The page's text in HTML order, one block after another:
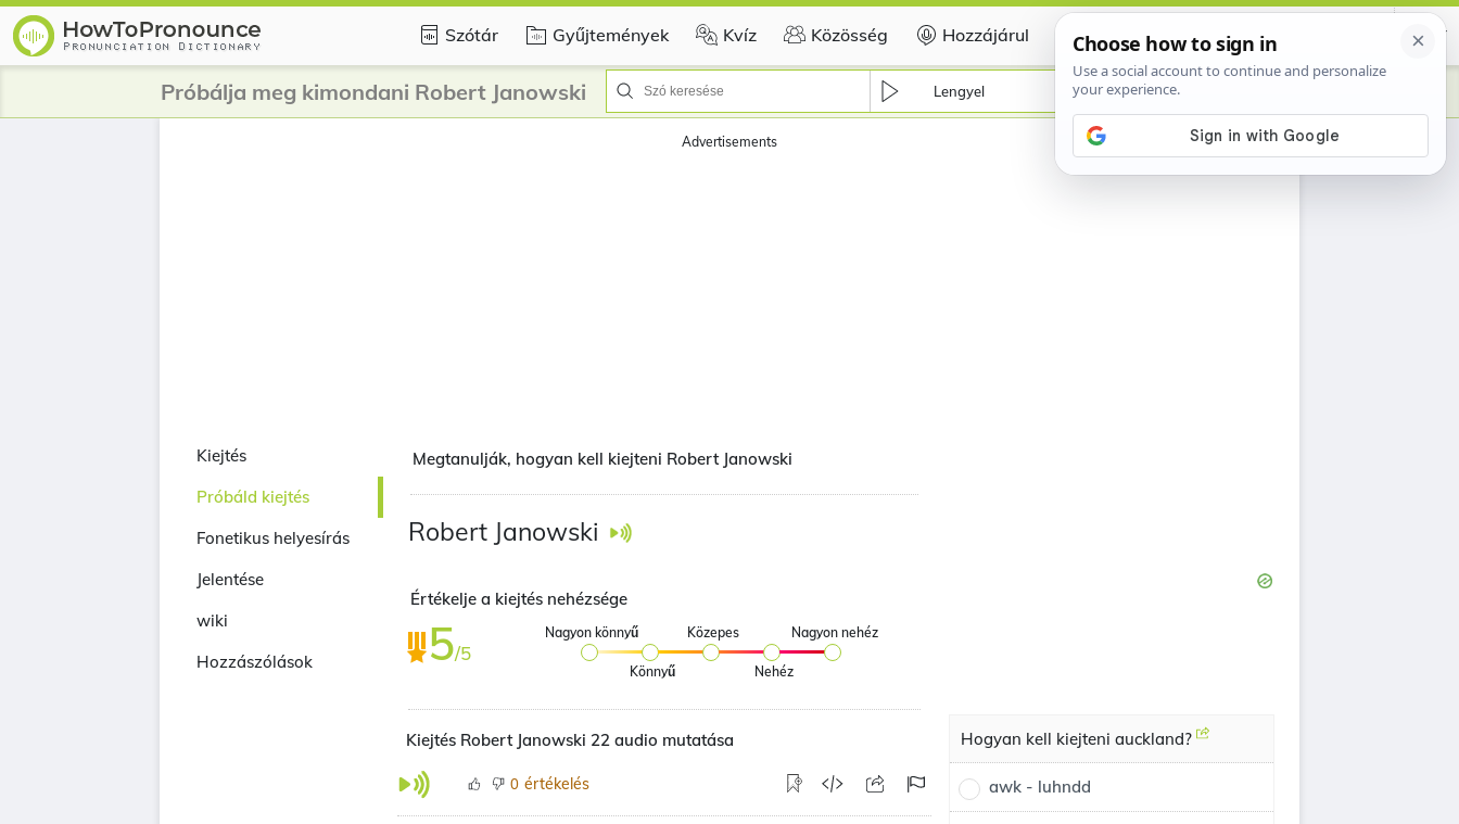
Szótár Gyűjtemények Kvíz Közösség Hozzájárul Certificate
Próbálja meg kimondani Robert Janowski Lengyel
Advertisements
Kiejtés
Próbáld kiejtés
Fonetikus helyesírás
Jelentése
wiki
Hozzászólások
Megtanulják, hogyan kell kiejteni Robert Janowski
Robert Janowski
Értékelje a kiejtés nehézsége
5/5
Nagyon könnyű
Könnyű
Közepes
Nehéz
Nagyon nehéz
Kiejtés Robert Janowski 22 audio mutatása
0 értékelés
Hogyan kell kiejteni auckland?
awk - luhndd